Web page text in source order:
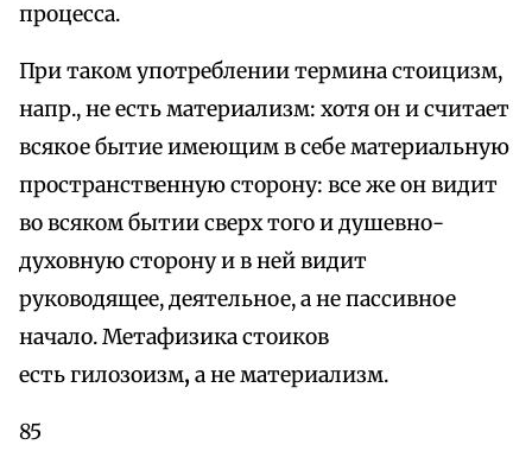
процесса.
При таком употреблении термина стоицизм,
напр., не есть материализм: хотя он и считает
всякое бытие имеющим в себе материальную
пространственную сторону: все же он видит
во всяком бытии сверх того и душевно-
духовную сторону и в ней видит
руководящее, деятельное, а не пассивное
начало. Метафизика стоиков
есть гилозоизм, а не материализм.
85